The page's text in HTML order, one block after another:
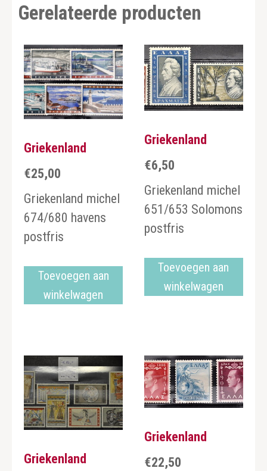
Gerelateerde producten
Griekenland
€25,00
Griekenland michel
674/680 havens
postfris
Toevoegen aan
winkelwagen
Griekenland
€6,50
Griekenland michel
651/653 Solomons
postfris
Toevoegen aan
winkelwagen
Griekenland
Griekenland
€22,50